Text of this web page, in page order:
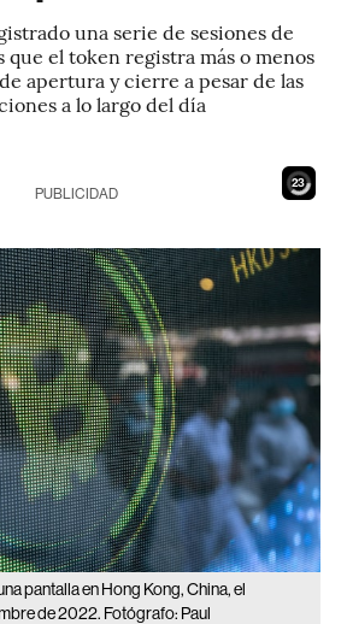
una serie de sesiones de
que el token registra más o menos
apertura y cierre a pesar de las
a lo largo del día
21
PUBLICIDAD
pantalla en Hong Kong, China, el
de 2022. Fotógrafo: Paul